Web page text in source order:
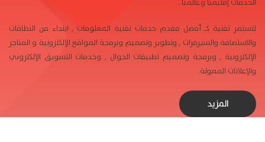
الخدمات إقليمياً وعالمياً .
لتستمر تقنية كـ أفضل مقدم خدمات تقنية المعلومات , ابتداء من النطاقات
والاستضافة والسيرفرات , وتطوير وتصميم وبرمجة المواقع الإلكترونية و المتاجر
الإلكترونية , وبرمجة وتصميم تطبيقات الجوال , وخدمات التسويق الإلكتروني
والإعلانات الممولة.
المزيد